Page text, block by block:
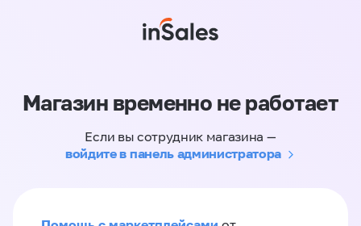
Магазин временно не работает
Если вы сотрудник магазина —
войдите в панель администратора